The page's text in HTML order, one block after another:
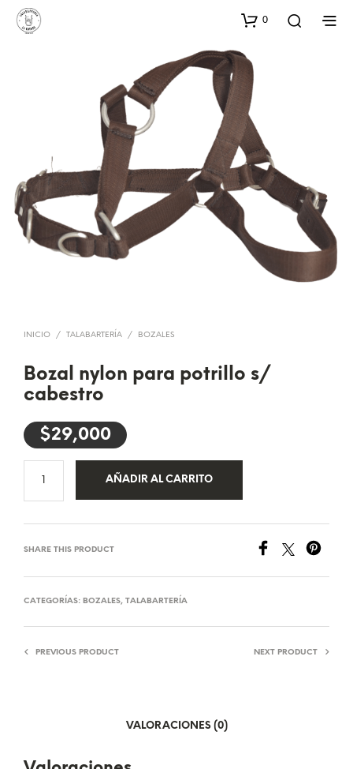
0
INICIO / TALABARTERÍA / BOZALES
Bozal nylon para potrillo s/
cabestro
$29,000
AÑADIR AL CARRITO
SHARE THIS PRODUCT
CATEGORÍAS: BOZALES, TALABARTERÍA
PREVIOUS PRODUCT NEXT PRODUCT
VALORACIONES (0)